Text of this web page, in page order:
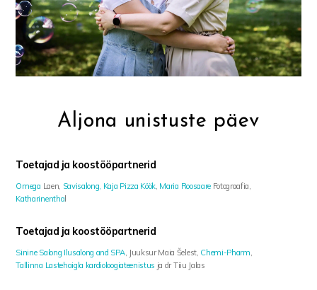
Aljona unistuste päev
Toetajad ja koostööpartnerid
Omega Laen, Savisalong, Kaja Pizza Köök Maria Roosaare Fotograafia,
Katharinenthal
Toetajad ja koostööpartnerid
Sinine Salong Ilusalong and SPA, Juuksur Maia Šelest, Chemi-Pharm
Tallinna Lastehaigla kardioloogiateenistus ja dr Tiiu Jalas